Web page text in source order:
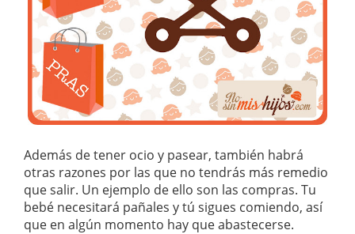
Además de tener ocio y pasear, también habrá
otras razones por las que no tendrás más remedio
que salir. Un ejemplo de ello son las compras. Tu
bebé necesitará pañales y tú sigues comiendo, así
que en algún momento hay que abastecerse.